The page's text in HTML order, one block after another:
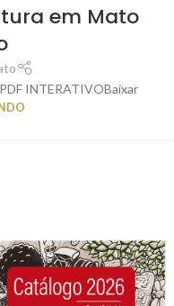
em Mato
INTERATIVOBaixar